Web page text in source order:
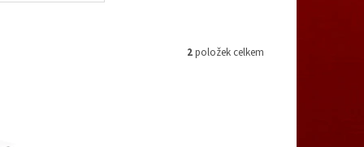
2položek celkem